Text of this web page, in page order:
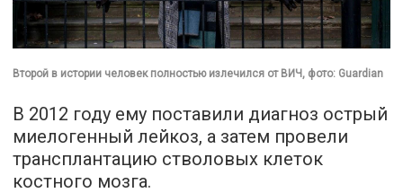
Второй в истории человек полностью излечился от ВИЧ, фото: Guardian
В 2012 году ему поставили диагноз острый
миелогенный лейкоз, а затем провели
трансплантацию стволовых клеток
костного мозга.